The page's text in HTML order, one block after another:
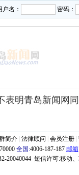
户名： 密码：
表明青岛新闻网